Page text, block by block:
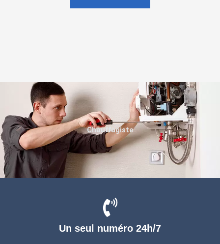
Un seul numéro 24h/7
Chauffagiste